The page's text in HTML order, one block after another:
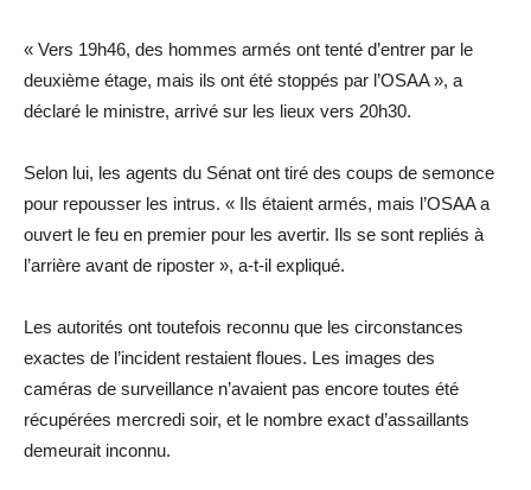
« Vers 19h46, des hommes armés ont tenté d’entrer par le
deuxième étage, mais ils ont été stoppés par l’OSAA », a
déclaré le ministre, arrivé sur les lieux vers 20h30.
Selon lui, les agents du Sénat ont tiré des coups de semonce
pour repousser les intrus. « Ils étaient armés, mais l’OSAA a
ouvert le feu en premier pour les avertir. Ils se sont repliés à
l’arrière avant de riposter », a-t-il expliqué.
Les autorités ont toutefois reconnu que les circonstances
exactes de l’incident restaient floues. Les images des
caméras de surveillance n’avaient pas encore toutes été
récupérées mercredi soir, et le nombre exact d’assaillants
demeurait inconnu.